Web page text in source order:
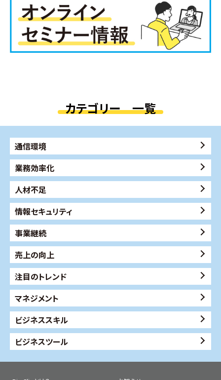
カテゴリー 一覧
通信環境
業務効率化
人材不足
情報セキュリティ
事業継続
売上の向上
注目のトレンド
マネジメント
ビジネススキル
ビジネスツール